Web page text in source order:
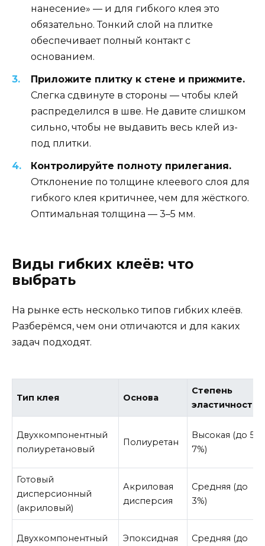
нанесение» — и для гибкого клея это
обязательно. Тонкий слой на плитке
обеспечивает полный контакт с
основанием.
Приложите плитку к стене и прижмите.
Слегка сдвинуте в стороны — чтобы клей
распределился в шве. Не давите слишком
сильно, чтобы не выдавить весь клей из-
под плитки.
Контролируйте полноту прилегания.
Отклонение по толщине клеевого слоя для
гибкого клея критичнее, чем для жёсткого.
Оптимальная толщина — 3–5 мм.
Виды гибких клеёв: что
выбрать
На рынке есть несколько типов гибких клеёв.
Разберёмся, чем они отличаются и для каких
задач подходят.
Тип клея Основа
Степень
эластичности
Двухкомпонентный
полиуретановый
Полиуретан
Высокая (до 5–
7%)
Готовый
дисперсионный
(акриловый)
Акриловая
дисперсия
Средняя (до
3%)
Двухкомпонентный Эпоксидная Средняя (до